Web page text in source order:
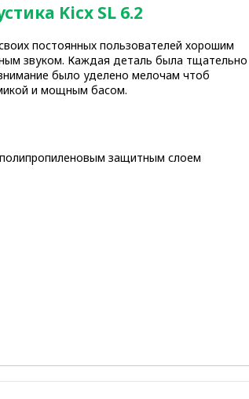
Kicx SL 6.2
постоянных пользователей хорошим
звуком. Каждая деталь была тщательно
было уделено мелочам чтоб
и мощным басом.
защитным слоем